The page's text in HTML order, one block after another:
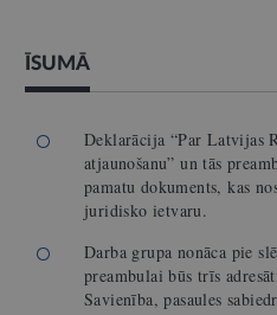
ĪSUMĀ
Deklarācija “Par Latvijas
atjaunošanu” un tās
pamatu dokuments, kas
juridisko ietvaru.
Darba grupa nonāca pie
preambulai būs trīs
Savienība, pasaules